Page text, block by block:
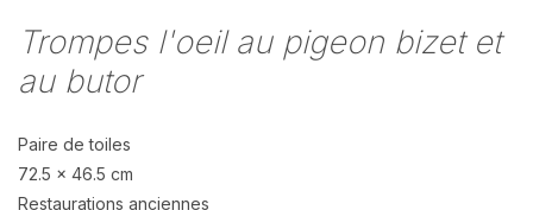
Trompes l'oeil au pigeon bizet et
au butor
Paire de toiles
72.5 x 46.5 cm
Restaurations anciennes